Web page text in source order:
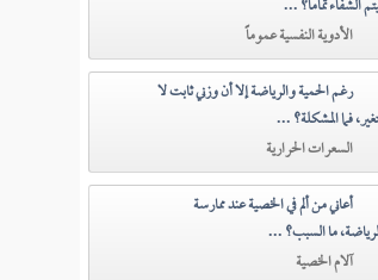
الشفاء تماما؟ ...
الأدوية النفسية عموماً
رغم الحمية والرياضة إلا أن وزني ثابت لا
فما المشكلة؟ ...
السعرات الحرارية
أعاني من ألم في الخصية عند ممارسة
ما السبب؟ ...
آلام الخصية